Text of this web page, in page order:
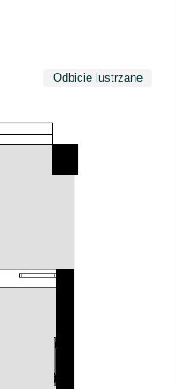
Odbicie lustrzane